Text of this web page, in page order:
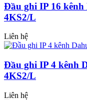
Đầu ghi IP 16
4KS2/L
Liên hệ
Đầu ghi IP 4 kênh
4KS2/L
Liên hệ